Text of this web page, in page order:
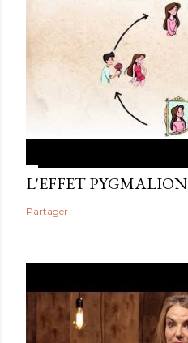
L'EFFET PYGMALION
Partager